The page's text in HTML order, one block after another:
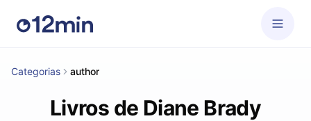
Categorias author
Livros de Diane Brady